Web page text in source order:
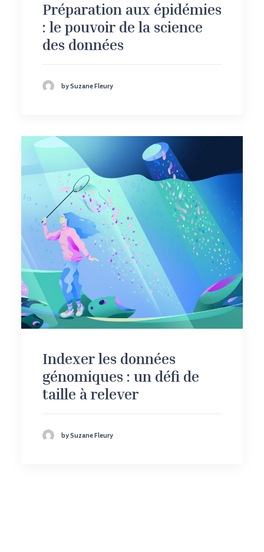
Préparation aux épidémies
: le pouvoir de la science
des données
by Suzane Fleury
Indexer les données
génomiques : un défi de
taille à relever
by Suzane Fleury